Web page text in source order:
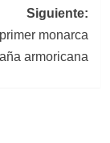
Siguiente:
monarca
armoricana